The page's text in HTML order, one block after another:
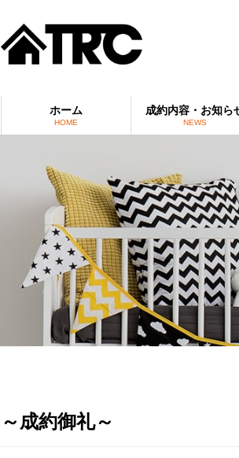
ホーム
HOME
成約内容・お知ら
NEWS
～成約御礼～